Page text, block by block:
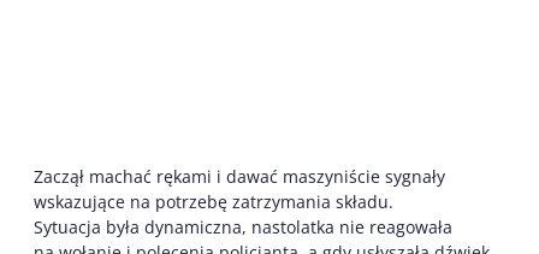
Zaczął machać rękami i dawać maszyniście sygnały
wskazujące na potrzebę zatrzymania składu.
Sytuacja była dynamiczna, nastolatka nie reagowała